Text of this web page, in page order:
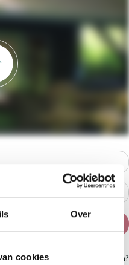
Over
cookies
in
Wachtwoord vergeten?